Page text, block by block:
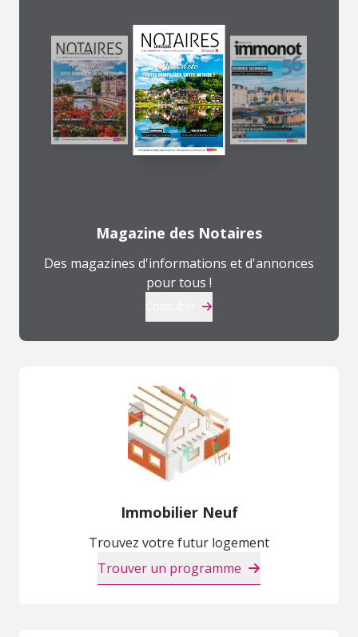
Magazine des Notaires
Des magazines d'informations et d'annonces
pour tous !
Immobilier Neuf
Trouvez votre futur logement
Trouver un programme